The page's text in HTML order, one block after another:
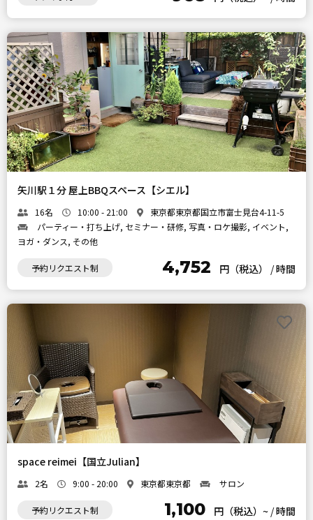
矢川駅１分 屋上BBQスペース【シエル】
16名 10:00 - 21:00
東京都東京都国立市富士見台4-11-5
パーティー・打ち上げ, セミナー・研修, 写真・ロケ撮影, イベント,
ヨガ・ダンス, その他
予約リクエスト制 4,752 円（税込） /時間
space reimei【国立Julian】
2名 9:00 - 20:00 東京都東京都 サロン
予約リクエスト制 1,100 円（税込）~ /時間